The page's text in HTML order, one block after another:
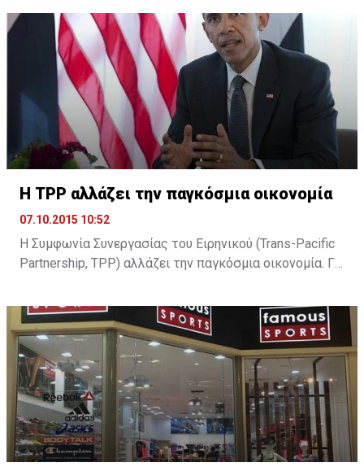
δεν έχει ακόμη επιβεβαιωθεί και ο κ. Παύλου
βρίσκεται στην Κεντρική Τράπεζα όπου αναμένεται να
ξεκαθαρίσει η παραμονή του ή όχι ...
H TPP αλλάζει την παγκόσμια οικονομία
07.10.2015 10:52
Η Συμφωνία Συνεργασίας του Ειρηνικού (Trans-Pacific
Partnership, TPP) αλλάζει την παγκόσμια οικονομία. Για
διαμορφώσει την υστεροφημία του. Για τον Σίνζο Άμπε
είναι το στοίχημα για την επιτυχία της δοκιμαζόμενης
οικονομικής του πολιτικής. Για τον υπόλοιπο κόσμο
είναι η συμφωνία, που θα αλλάξει τα δεδομένα της
παγκόσμιας οικονομίας. ...